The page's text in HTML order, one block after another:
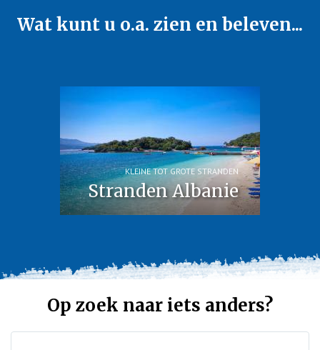
Wat kunt u o.a. zien en beleven...
Stranden Albanie
KLEINE TOT GROTE STRANDEN
Op zoek naar iets anders?